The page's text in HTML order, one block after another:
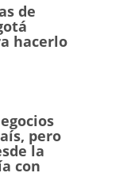
de
hacerlo
pero
la
con